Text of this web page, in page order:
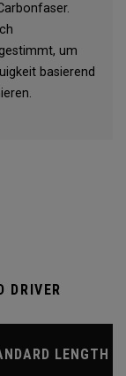
um
basierend
DRIVER
LENGTH